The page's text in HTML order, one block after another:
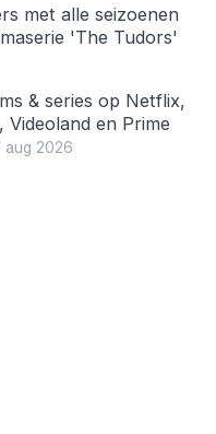
met alle seizoenen
'The Tudors'
& series op Netflix,
Videoland en Prime
aug 2026